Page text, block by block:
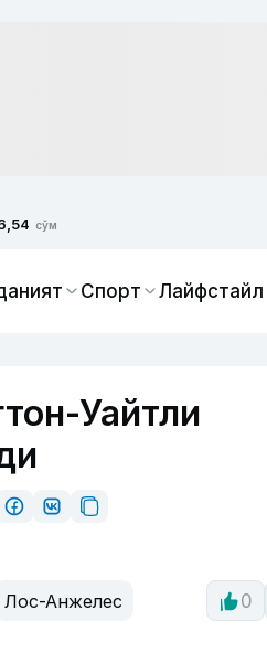
сўм
Спорт Лайфстайл
Уайтли
Лос-Анжелес
0